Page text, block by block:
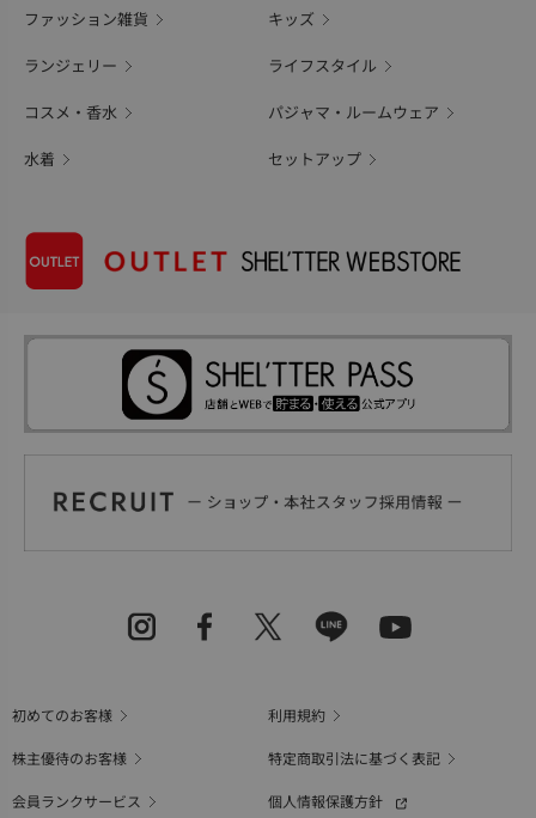
ファッション雑貨 キッズ
ランジェリー ライフスタイル
コスメ・香水 パジャマ・ルームウェア
水着 セットアップ
初めてのお客様
利用規約
株主優待のお客様
特定商取引法に基づく表記
会員ランクサービス
個人情報保護方針